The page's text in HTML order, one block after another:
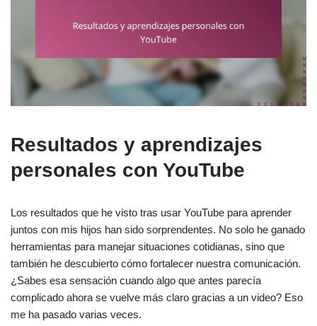
Resultados y aprendizajes
personales con YouTube
Los resultados que he visto tras usar YouTube para aprender
juntos con mis hijos han sido sorprendentes. No solo he ganado
herramientas para manejar situaciones cotidianas, sino que
también he descubierto cómo fortalecer nuestra comunicación.
¿Sabes esa sensación cuando algo que antes parecía
complicado ahora se vuelve más claro gracias a un video? Eso
me ha pasado varias veces.